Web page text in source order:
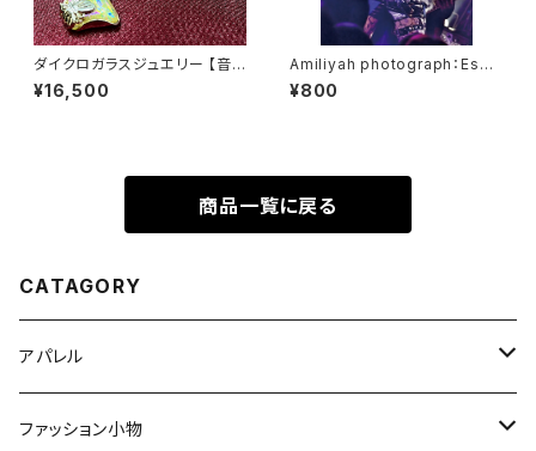
ダイクロガラスジュエリー 【音
楽を奏でる蝶】シリーズ
¥16,500
Amiliyah photograph：Eschi
ka No.1～No.10
¥800
商品一覧に戻る
CATAGORY
アパレル
Tシャツ
ファッション小物